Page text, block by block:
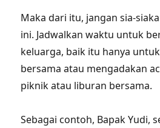
Maka dari itu, jangan sia-
ini. Jadwalkan waktu untuk
keluarga, baik itu hanya
bersama atau mengadakan
piknik atau liburan bersama.
Sebagai contoh, Bapak Yudi,